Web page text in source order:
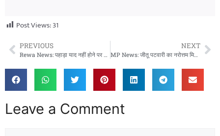
Post Views:31
PREVIOUS
Rewa News: पहाड़ा याद नहीं होने पर छात्रा से मारपीट का आरोप, ट्यूशन शिक्षिका और पति पर केस दर्ज
NEXT
MP News: जीतू पटवारी का नरोत्तम मिश्रा पर हमला, प्रत्याशी के नाम पर सस्पेंस बरकरार
Leave a Comment